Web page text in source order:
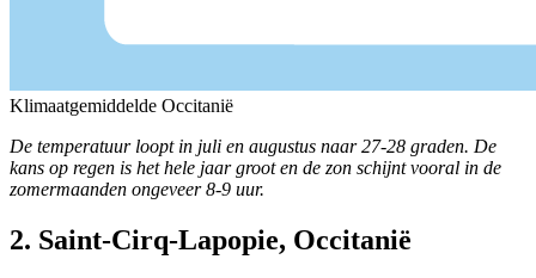
Klimaatgemiddelde Occitanië
De temperatuur loopt in juli en augustus naar 27-28 graden. De
kans op regen is het hele jaar groot en de zon schijnt vooral in de
zomermaanden ongeveer 8-9 uur.
2. Saint-Cirq-Lapopie, Occitanië